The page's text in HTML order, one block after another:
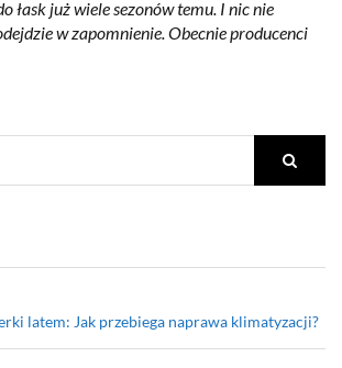
łask już wiele sezonów temu. I nic nie
w zapomnienie. Obecnie producenci
latem: Jak przebiega naprawa klimatyzacji?